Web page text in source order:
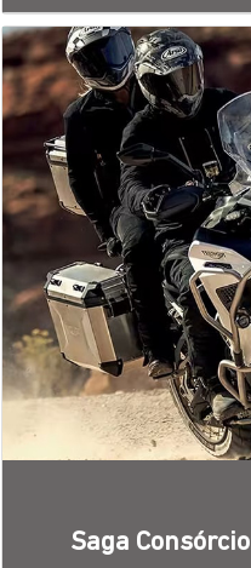
Saga Consórcio